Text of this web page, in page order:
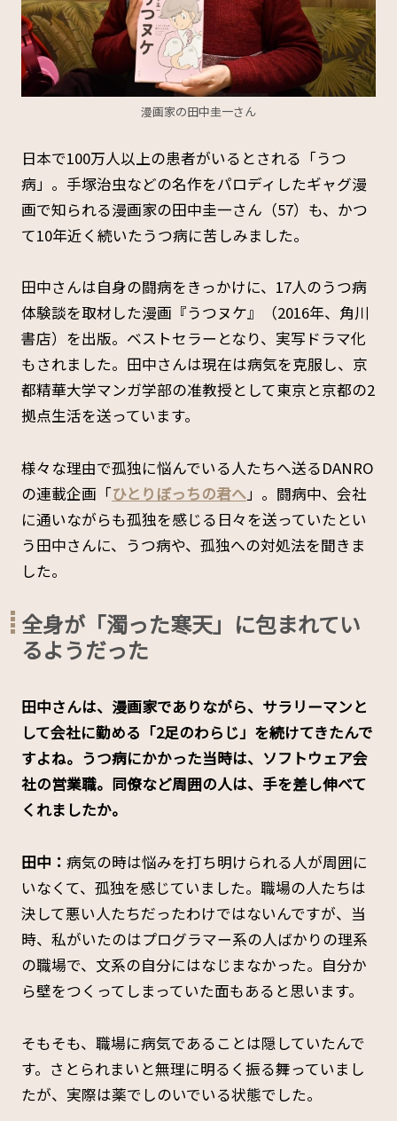
漫画家の田中圭一さん
日本で100万人以上の患者がいるとされる「うつ
病」。手塚治虫などの名作をパロディしたギャグ漫
画で知られる漫画家の田中圭一さん（57）も、かつ
て10年近く続いたうつ病に苦しみました。
田中さんは自身の闘病をきっかけに、17人のうつ病
体験談を取材した漫画『うつヌケ』（2016年、角川
書店）を出版。ベストセラーとなり、実写ドラマ化
もされました。田中さんは現在は病気を克服し、京
都精華大学マンガ学部の准教授として東京と京都の2
拠点生活を送っています。
様々な理由で孤独に悩んでいる人たちへ送るDANRO
の連載企画「ひとりぼっちの君へ」。闘病中、会社
に通いながらも孤独を感じる日々を送っていたとい
う田中さんに、うつ病や、孤独への対処法を聞きま
した。
全身が「濁った寒天」に包まれてい
るようだった
――田中さんは、漫画家でありながら、サラリーマンと
して会社に勤める「2足のわらじ」を続けてきたんで
すよね。うつ病にかかった当時は、ソフトウェア会
社の営業職。同僚など周囲の人は、手を差し伸べて
くれましたか。
田中： 病気の時は悩みを打ち明けられる人が周囲に
いなくて、孤独を感じていました。職場の人たちは
決して悪い人たちだったわけではないんですが、当
時、私がいたのはプログラマー系の人ばかりの理系
の職場で、文系の自分にはなじまなかった。自分か
ら壁をつくってしまっていた面もあると思います。
そもそも、職場に病気であることは隠していたんで
す。さとられまいと無理に明るく振る舞っていまし
たが、実際は薬でしのいでいる状態でした。